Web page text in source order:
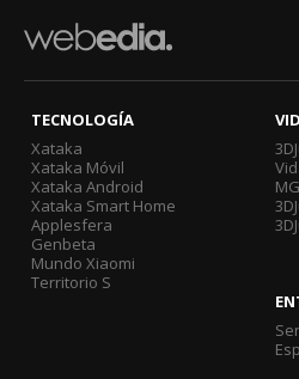
TECNOLOGÍA
Xataka
Xataka Móvil
Xataka Android
Xataka Smart Home
Applesfera
Genbeta
Mundo Xiaomi
Territorio S